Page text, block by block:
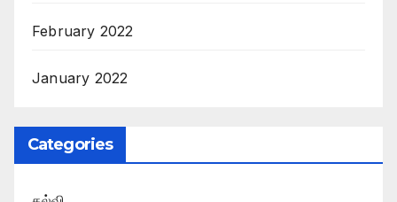
February 2022
January 2022
Categories